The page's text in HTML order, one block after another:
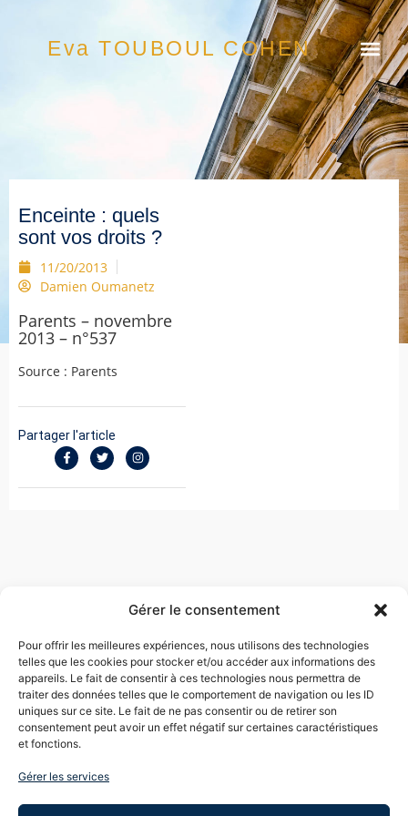
Gérer le consentement
Pour offrir les meilleures expériences, nous utilisons des technologies
telles que les cookies pour stocker et/ou accéder aux informations des
appareils. Le fait de consentir à ces technologies nous permettra de
traiter des données telles que le comportement de navigation ou les ID
uniques sur ce site. Le fait de ne pas consentir ou de retirer son
consentement peut avoir un effet négatif sur certaines caractéristiques
et fonctions.
Gérer les services
Eva TOUBOUL COHEN
Enceinte : quels
sont vos droits ?
11/20/2013
Damien Oumanetz
Parents – novembre
2013 – n°537
Source : Parents
Partager l'article
EVA TOUBOUL COHEN
Me Touboul négocie des sorties d’entreprise, plaide
des dossiers pour licenciement abusif, harcèlement
moral, ruptures conventionnelles, travail dissimulé,
nullités de convention de forfait jour, ruptures